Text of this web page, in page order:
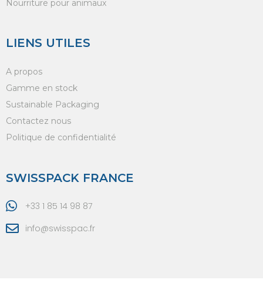
Nourriture pour animaux
LIENS UTILES
A propos
Gamme en stock
Sustainable Packaging
Contactez nous
Politique de confidentialité
SWISSPACK FRANCE
+33 1 85 14 98 87
info@swisspac.fr